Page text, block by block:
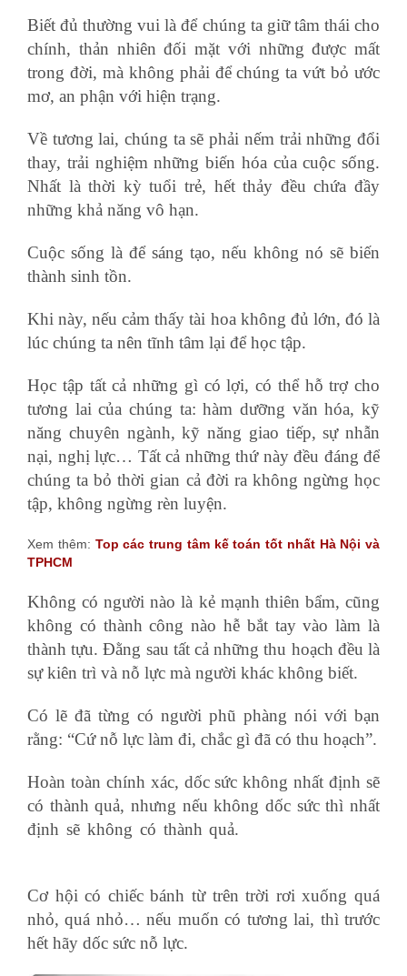
Biết đủ thường vui là để chúng ta giữ tâm thái cho
chính, thản nhiên đối mặt với những được mất
trong đời, mà không phải để chúng ta vứt bỏ ước
mơ, an phận với hiện trạng.
Về tương lai, chúng ta sẽ phải nếm trải những đổi
thay, trải nghiệm những biến hóa của cuộc sống.
Nhất là thời kỳ tuổi trẻ, hết thảy đều chứa đầy
những khả năng vô hạn.
Cuộc sống là để sáng tạo, nếu không nó sẽ biến
thành sinh tồn.
Khi này, nếu cảm thấy tài hoa không đủ lớn, đó là
lúc chúng ta nên tĩnh tâm lại để học tập.
Học tập tất cả những gì có lợi, có thể hỗ trợ cho
tương lai của chúng ta: hàm dưỡng văn hóa, kỹ
năng chuyên ngành, kỹ năng giao tiếp, sự nhẫn
nại, nghị lực… Tất cả những thứ này đều đáng để
chúng ta bỏ thời gian cả đời ra không ngừng học
tập, không ngừng rèn luyện.
Xem thêm: Top các trung tâm kế toán tốt nhất Hà Nội và
TPHCM
Không có người nào là kẻ mạnh thiên bẩm, cũng
không có thành công nào hễ bắt tay vào làm là
thành tựu. Đằng sau tất cả những thu hoạch đều là
sự kiên trì và nỗ lực mà người khác không biết.
Có lẽ đã từng có người phũ phàng nói với bạn
rằng: “Cứ nỗ lực làm đi, chắc gì đã có thu hoạch”.
Hoàn toàn chính xác, dốc sức không nhất định sẽ
có thành quả, nhưng nếu không dốc sức thì nhất
định sẽ không có thành quả.
Cơ hội có chiếc bánh từ trên trời rơi xuống quá
nhỏ, quá nhỏ… nếu muốn có tương lai, thì trước
hết hãy dốc sức nỗ lực.